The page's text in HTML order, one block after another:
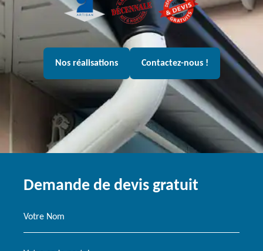
Nos réalisations Contactez-nous !
Demande de devis gratuit